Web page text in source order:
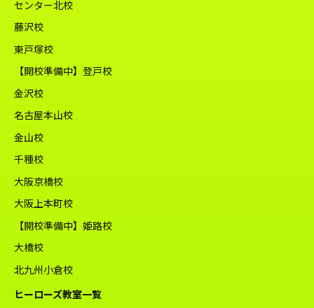
センター北校
藤沢校
東戸塚校
【開校準備中】登戸校
金沢校
名古屋本山校
金山校
千種校
大阪京橋校
大阪上本町校
【開校準備中】姫路校
大橋校
北九州小倉校
ヒーローズ教室一覧